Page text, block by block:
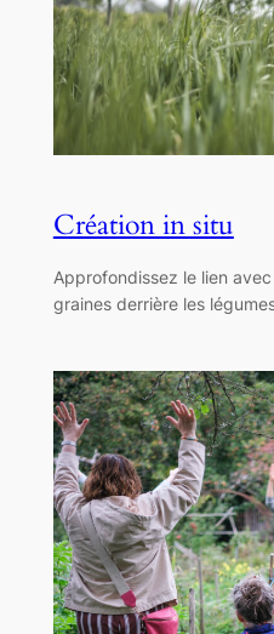
Création in situ
Approfondissez le lien
graines derrière les